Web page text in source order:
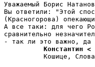
Уважаемый Борис
Вы ответили: "Этой
(Красногорова)
А все таки: для чего
сравнительно
Константин <
Кошице,